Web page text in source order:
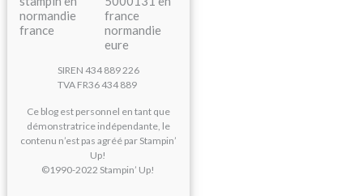
SIREN 434 889 226
TVA FR36 434 889
Ce blog est personnel en tant que
démonstratrice indépendante, le
contenu n’est pas agréé par Stampin’
Up!
©1990-2022 Stampin’ Up!